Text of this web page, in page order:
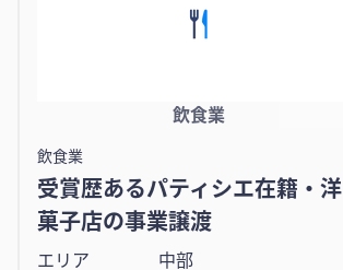
飲食業
飲食業
受賞歴あるパティシエ在籍・洋
菓子店の事業譲渡
エリア 中部